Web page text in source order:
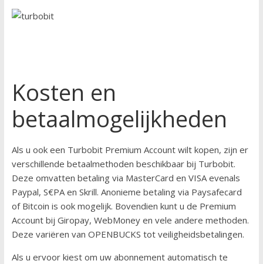
Kosten en
betaalmogelijkheden
Als u ook een Turbobit Premium Account wilt kopen, zijn er
verschillende betaalmethoden beschikbaar bij Turbobit.
Deze omvatten betaling via MasterCard en VISA evenals
Paypal, S€PA en Skrill. Anonieme betaling via Paysafecard
of Bitcoin is ook mogelijk. Bovendien kunt u de Premium
Account bij Giropay, WebMoney en vele andere methoden.
Deze variëren van OPENBUCKS tot veiligheidsbetalingen.
Als u ervoor kiest om uw abonnement automatisch te